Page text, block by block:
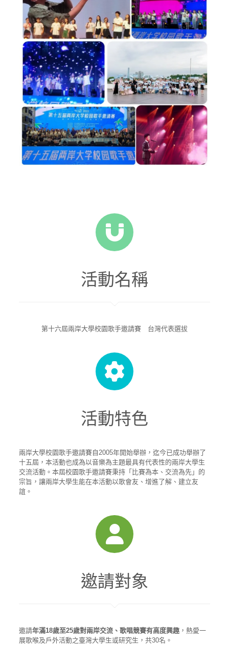
活動名稱
第十六屆兩岸大學校園歌手邀請賽 台灣代表選拔
活動特色
兩岸大學校園歌手邀請賽自2005年開始舉辦，迄今已成功舉辦了
十五屆，本活動也成為以音樂為主題最具有代表性的兩岸大學生
交流活動。本屆校園歌手邀請賽秉持「比賽為本、交流為先」的
宗旨，讓兩岸大學生能在本活動以歌會友、增進了解、建立友
誼。
邀請對象
邀請年滿18歲至25歲對兩岸交流、歌唱競賽有高度興趣，熱愛一
展歌喉及戶外活動之臺灣大學生或研究生，共30名。